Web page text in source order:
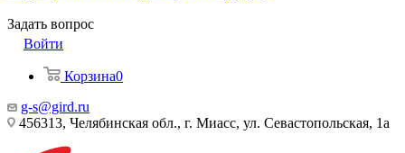
Задать вопрос
Войти
Корзина0
g-s@gird.ru
456313, Челябинская обл., г. Миасс, ул. Севастопольская, 1а